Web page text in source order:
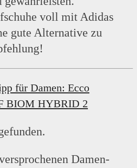
voll mit Adidas
gute Alternative zu
für Damen: Ecco
BIOM HYBRID 2
Damen-